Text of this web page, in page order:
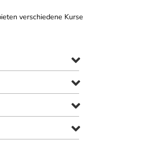
verschiedene Kurse